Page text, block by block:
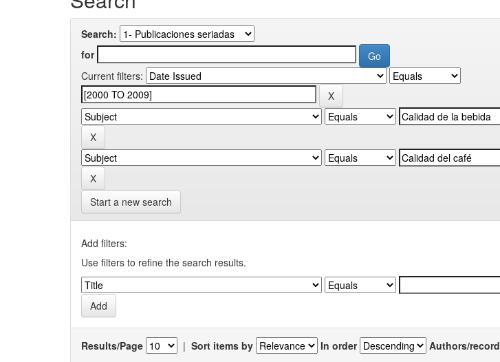
Search:
for
Current filters:
Start a new search
Add filters:
Use filters to refine the search results.
Results/Page | Sort items by In order Authors/record